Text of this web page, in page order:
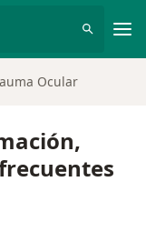
Ocular